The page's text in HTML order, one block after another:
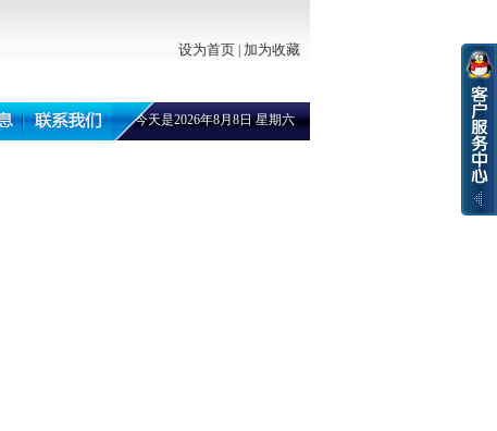
设为首页 加为收藏
今天是2026年8月8日 星期六